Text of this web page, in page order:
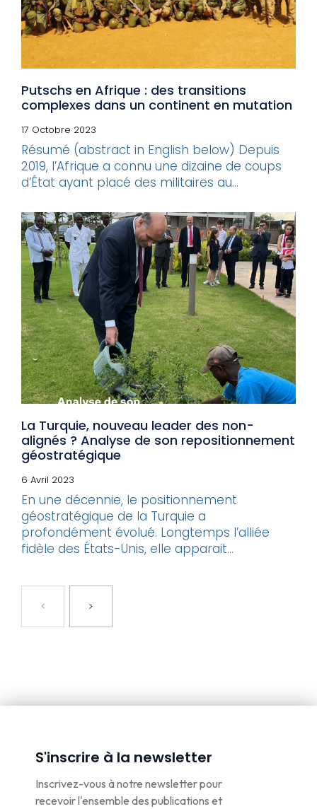
Putschs en Afrique : des transitions
complexes dans un continent en mutation
17 Octobre 2023
Résumé (abstract in English below) Depuis
2019, l’Afrique a connu une dizaine de coups
d’État ayant placé des militaires au...
La Turquie, nouveau leader des non-
alignés ? Analyse de son repositionnement
géostratégique
6 Avril 2023
En une décennie, le positionnement
géostratégique de la Turquie a
profondément évolué. Longtemps l’alliée
fidèle des États-Unis, elle apparait...
S'inscrire à la newsletter
Inscrivez-vous à notre newsletter pour
recevoir l'ensemble des publications et